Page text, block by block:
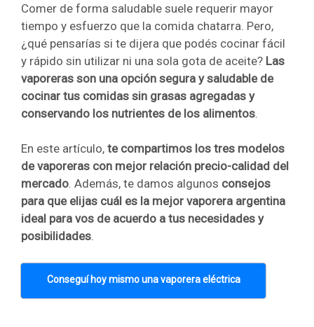
Comer de forma saludable suele requerir mayor
tiempo y esfuerzo que la comida chatarra. Pero,
¿qué pensarías si te dijera que podés cocinar fácil
y rápido sin utilizar ni una sola gota de aceite? Las
vaporeras son una opción segura y saludable de
cocinar tus comidas sin grasas agregadas y
conservando los nutrientes de los alimentos.
En este artículo, te compartimos los tres modelos
de vaporeras con mejor relación precio-calidad del
mercado. Además, te damos algunos consejos
para que elijas cuál es la mejor vaporera argentina
ideal para vos de acuerdo a tus necesidades y
posibilidades.
Conseguí hoy mismo una vaporera eléctrica